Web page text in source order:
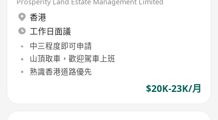
香港
工作日面議
中三程度即可申請
山頂取車，歡迎駕車上班
熟識香港道路優先
$20K-23K/月